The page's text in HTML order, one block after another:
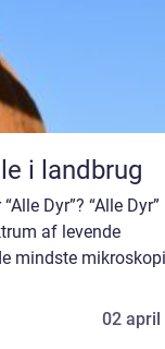
i landbrug
Dyr”? “Alle Dyr”
af levende
mindste
02 april